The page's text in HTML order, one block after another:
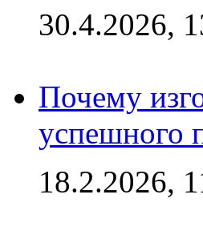
30.4.2026,
Почему
успешного
18.2.2026,